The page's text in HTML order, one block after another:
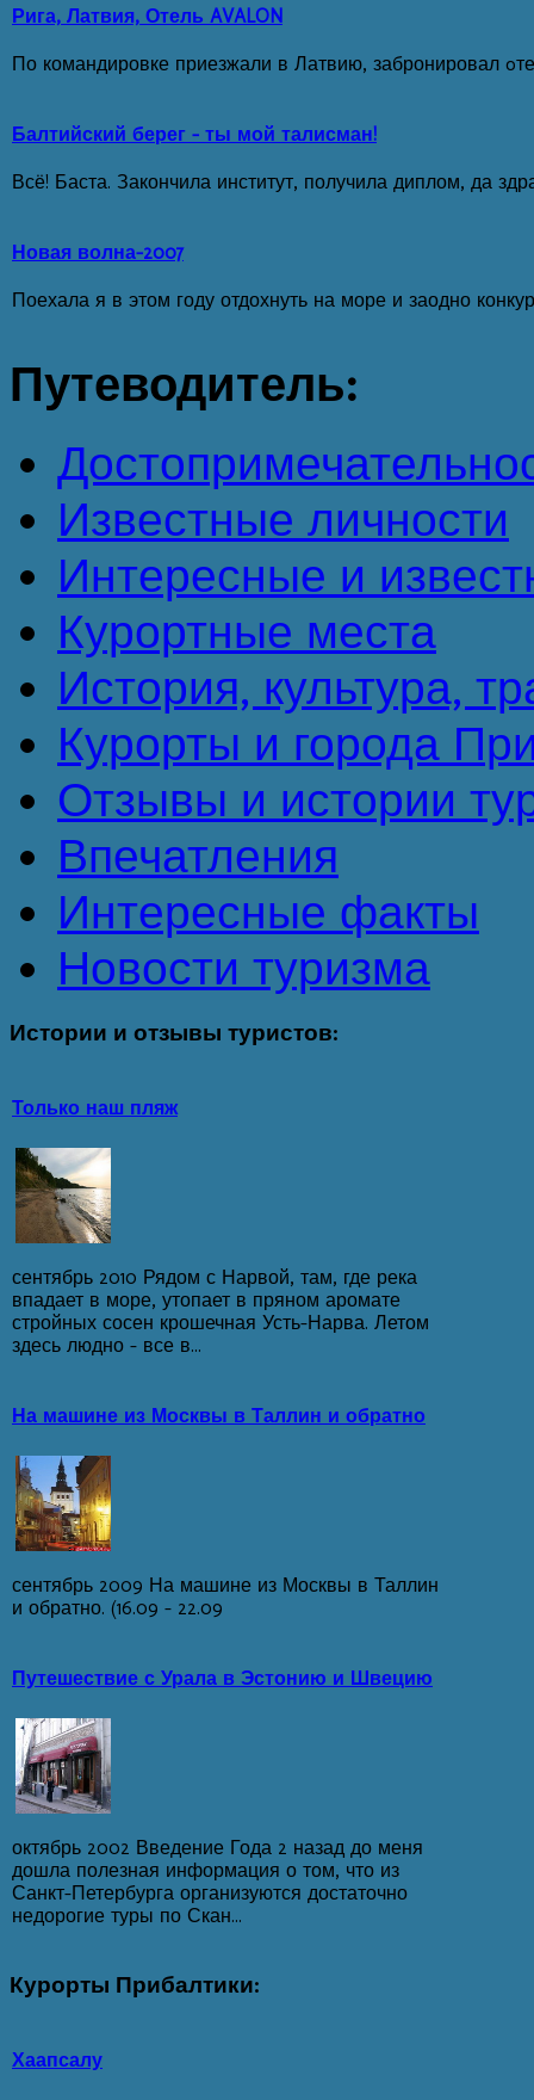
Рига, Латвия, Отель AVALON
По командировке приезжали в Латвию, забронировал
Балтийский берег - ты мой талисман!
Всё! Баста. Закончила институт, получила диплом, да
Новая волна-2007
Поехала я в этом году отдохнуть на море и заодно
Путеводитель:
Известные личности
Интересные и
Курортные места
История, культура,
Курорты и города
Отзывы и истории
Впечатления
Интересные факты
Новости туризма
Истории и отзывы туристов:
Только наш пляж
сентябрь 2010 Рядом с Нарвой, там, где река
впадает в море, утопает в пряном аромате
стройных сосен крошечная Усть-Нарва. Летом
здесь людно - все в...
На машине из Москвы в Таллин и обратно
сентябрь 2009 На машине из Москвы в Таллин
и обратно. (16.09 – 22.09
Путешествие с Урала в Эстонию и Швецию
октябрь 2002 Введение Года 2 назад до меня
дошла полезная информация о том, что из
Санкт-Петербурга организуются достаточно
недорогие туры по Скан...
Курорты Прибалтики:
Хаапсалу